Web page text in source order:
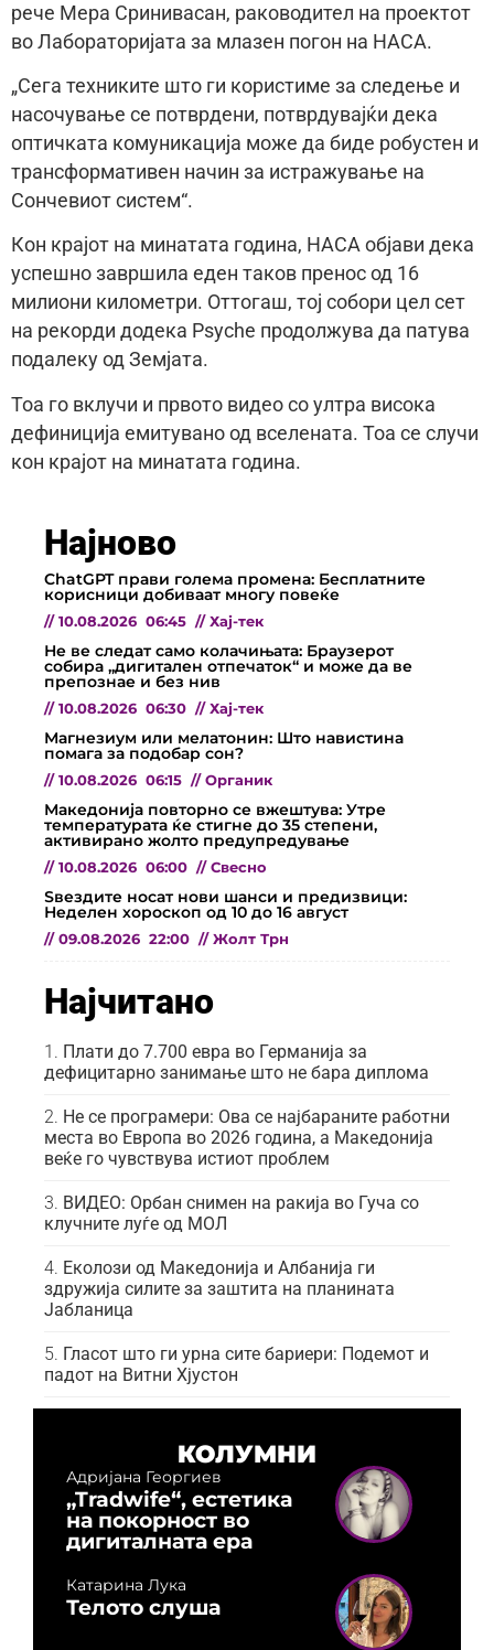
рече Мера Сринивасан, раководител на проектот
во Лабораторијата за млазен погон на НАСА.
„Сега техниките што ги користиме за следење и
насочување се потврдени, потврдувајќи дека
оптичката комуникација може да биде робустен и
трансформативен начин за истражување на
Сончевиот систем“.
Кон крајот на минатата година, НАСА објави дека
успешно завршила еден таков пренос од 16
милиони километри. Оттогаш, тој собори цел сет
на рекорди додека Psyche продолжува да патува
подалеку од Земјата.
Тоа го вклучи и првото видео со ултра висока
дефиниција емитувано од вселената. Тоа се случи
кон крајот на минатата година.
Најново
ChatGPT прави голема промена: Бесплатните
корисници добиваат многу повеќе
// 10.08.2026 06:45 // Хај-тек
Не ве следат само колачињата: Браузерот
собира „дигитален отпечаток“ и може да ве
препознае и без нив
// 10.08.2026 06:30 // Хај-тек
Магнезиум или мелатонин: Што навистина
помага за подобар сон?
// 10.08.2026 06:15 // Органик
Македонија повторно се вжештува: Утре
температурата ќе стигне до 35 степени,
активирано жолто предупредување
// 10.08.2026 06:00 // Свесно
Ѕвездите носат нови шанси и предизвици:
Неделен хороскоп од 10 до 16 август
// 09.08.2026 22:00 // Жолт Трн
Најчитано
Плати до 7.700 евра во Германија за
дефицитарно занимање што не бара диплома
Не се програмери: Ова се најбараните работни
места во Европа во 2026 година, а Македонија
веќе го чувствува истиот проблем
ВИДЕО: Орбан снимен на ракија во Гуча со
клучните луѓе од МОЛ
Еколози од Македонија и Албанија ги
здружија силите за заштита на планината
Јабланица
Гласот што ги урна сите бариери: Подемот и
падот на Витни Хјустон
КОЛУМНИ
Адријана Георгиев
„Tradwife“, естетика
на покорност во
дигиталната ера
Катарина Лука
Телото слуша